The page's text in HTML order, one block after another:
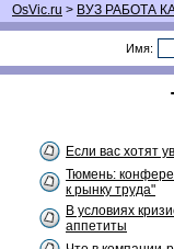
OsVic.ru > ВУЗ РАБОТА
Имя:
Если вас хотят
Тюмень:
к рынку труда"
В условиях
аппетиты